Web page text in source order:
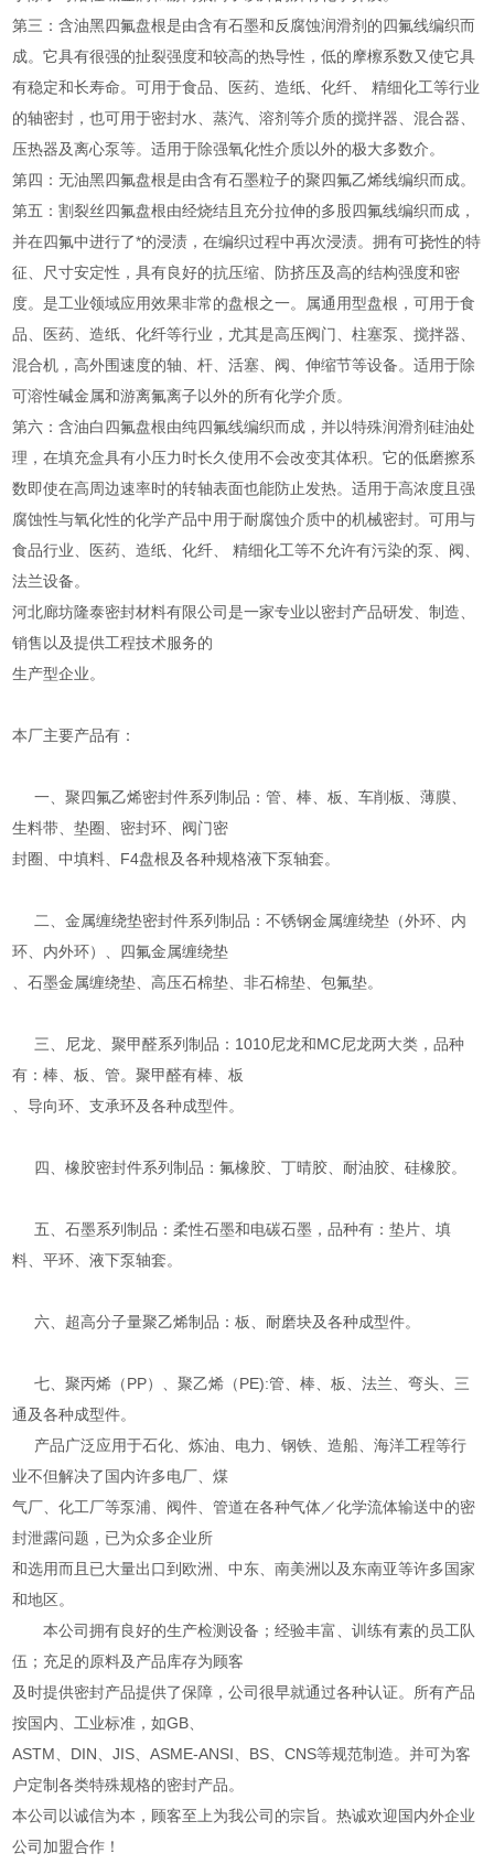
第三：含油黑四氟盘根是由含有石墨和反腐蚀润滑剂的四氟线编织而
成。它具有很强的扯裂强度和较高的热导性，低的摩檫系数又使它具
有稳定和长寿命。可用于食品、医药、造纸、化纤、 精细化工等行业
的轴密封，也可用于密封水、蒸汽、溶剂等介质的搅拌器、混合器、
压热器及离心泵等。适用于除强氧化性介质以外的极大多数介。
第四：无油黑四氟盘根是由含有石墨粒子的聚四氟乙烯线编织而成。
第五：割裂丝四氟盘根由经烧结且充分拉伸的多股四氟线编织而成，
并在四氟中进行了*的浸渍，在编织过程中再次浸渍。拥有可挠性的特
征、尺寸安定性，具有良好的抗压缩、防挤压及高的结构强度和密
度。是工业领域应用效果非常的盘根之一。属通用型盘根，可用于食
品、医药、造纸、化纤等行业，尤其是高压阀门、柱塞泵、搅拌器、
混合机，高外围速度的轴、杆、活塞、阀、伸缩节等设备。适用于除
可溶性碱金属和游离氟离子以外的所有化学介质。
第六：含油白四氟盘根由纯四氟线编织而成，并以特殊润滑剂硅油处
理，在填充盒具有小压力时长久使用不会改变其体积。它的低磨擦系
数即使在高周边速率时的转轴表面也能防止发热。适用于高浓度且强
腐蚀性与氧化性的化学产品中用于耐腐蚀介质中的机械密封。可用与
食品行业、医药、造纸、化纤、 精细化工等不允许有污染的泵、阀、
法兰设备。
河北廊坊隆泰密封材料有限公司是一家专业以密封产品研发、制造、
销售以及提供工程技术服务的
生产型企业。
本厂主要产品有：
一、聚四氟乙烯密封件系列制品：管、棒、板、车削板、薄膜、
生料带、垫圈、密封环、阀门密
封圈、中填料、F4盘根及各种规格液下泵轴套。
二、金属缠绕垫密封件系列制品：不锈钢金属缠绕垫（外环、内
环、内外环）、四氟金属缠绕垫
、石墨金属缠绕垫、高压石棉垫、非石棉垫、包氟垫。
三、尼龙、聚甲醛系列制品：1010尼龙和MC尼龙两大类，品种
有：棒、板、管。聚甲醛有棒、板
、导向环、支承环及各种成型件。
四、橡胶密封件系列制品：氟橡胶、丁晴胶、耐油胶、硅橡胶。
五、石墨系列制品：柔性石墨和电碳石墨，品种有：垫片、填
料、平环、液下泵轴套。
六、超高分子量聚乙烯制品：板、耐磨块及各种成型件。
七、聚丙烯（PP）、聚乙烯（PE):管、棒、板、法兰、弯头、三
通及各种成型件。
产品广泛应用于石化、炼油、电力、钢铁、造船、海洋工程等行
业不但解决了国内许多电厂、煤
气厂、化工厂等泵浦、阀件、管道在各种气体／化学流体输送中的密
封泄露问题，已为众多企业所
和选用而且已大量出口到欧洲、中东、南美洲以及东南亚等许多国家
和地区。
本公司拥有良好的生产检测设备；经验丰富、训练有素的员工队
伍；充足的原料及产品库存为顾客
及时提供密封产品提供了保障，公司很早就通过各种认证。所有产品
按国内、工业标准，如GB、
ASTM、DIN、JIS、ASME-ANSI、BS、CNS等规范制造。并可为客
户定制各类特殊规格的密封产品。
本公司以诚信为本，顾客至上为我公司的宗旨。热诚欢迎国内外企业
公司加盟合作！